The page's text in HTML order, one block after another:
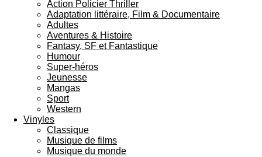
Action Policier Thriller
Adaptation littéraire, Film & Documentaire
Adultes
Aventures & Histoire
Fantasy, SF et Fantastique
Humour
Super-héros
Jeunesse
Mangas
Sport
Western
Vinyles
Classique
Musique de films
Musique du monde